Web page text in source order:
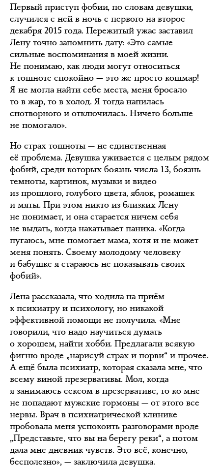
Первый приступ фобии, по словам девушки,
случился с ней в ночь с первого на второе
декабря 2015 года. Пережитый ужас заставил
Лену точно запомнить дату: «Это самые
сильные воспоминания в моей жизни.
Не понимаю, как люди могут относиться
к тошноте спокойно — это же просто кошмар!
Я не могла найти себе места, меня бросало
то в жар, то в холод. Я тогда напилась
снотворного и отключилась. Ничего больше
не помогало».
Но страх тошноты — не единственная
её проблема. Девушка уживается с целым рядом
фобий, среди которых боязнь числа 13, боязнь
темноты, картинок, музыки и видео
из прошлого, голубого цвета, яблок, ромашек
и мяты. При этом никто из близких Лену
не понимает, и она старается ничем себя
не выдать, когда накатывает паника. «Когда
пугаюсь, мне помогает мама, хотя и не может
меня понять. Своему молодому человеку
и бабушке я стараюсь не показывать своих
фобий».
Лена рассказала, что ходила на приём
к психиатру и психологу, но никакой
эффективной помощи не получила. «Мне
говорили, что надо научиться думать
о хорошем, найти хобби. Предлагали всякую
фигню вроде „нарисуй страх и порви“ и прочее.
А ещё была психиатр, которая сказала мне, что
всему виной презервативы. Мол, когда
я занимаюсь сексом в презервативе, то ко мне
не попадают мужские гормоны — от этого все
нервы. Врач в психиатрической клинике
пробовала меня успокоить разговорами вроде
„Представьте, что вы на берегу реки“, а потом
дала мне дневник чувств. Это всё, конечно,
бесполезно», — заключила девушка.